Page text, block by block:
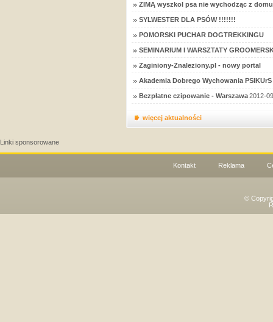
ZIMĄ wyszkol psa nie wychodząc z
SYLWESTER DLA PSÓW !!!!!!!
POMORSKI PUCHAR DOGTREKKINGU
SEMINARIUM I WARSZTATY
Zaginiony-Znaleziony.pl - nowy portal
Akademia Dobrego Wychowania
Bezpłatne czipowanie - Warszawa2012-
więcej aktualności
Linki sponsorowane
Kontakt Reklama
©